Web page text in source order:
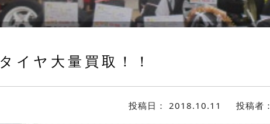
タイヤ大量買取！！
投稿日： 2018.10.11 投稿者：